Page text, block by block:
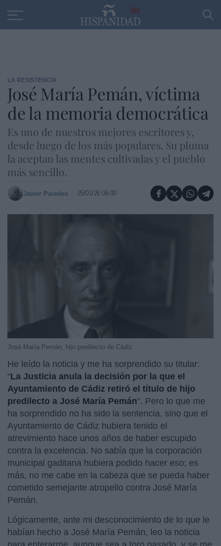
30
LA RESISTENCIA
José María Pemán, víctima
de la memoria democrática
Es uno de nuestros mejores escritores y,
desde luego de los más populares. Su pluma
la aceptan las mentes cultivadas y el pueblo
más sencillo.
Javier Paredes 25/01/26 06:00
José María Pemán, hijo predilecto de Cádiz
He leído la noticia y me ha sorprendido su titular:
“La Justicia anula la decisión por la que el
Ayuntamiento de Cádiz retiró el título de hijo
predilecto a José María Pemán”. Pero lo que me
ha sorprendido no ha sido la sentencia, sino que el
Ayuntamiento de Cádiz hubiera tenido el
atrevimiento hace unos años de haber escupido
contra la excelencia. No sabía que la corporación
municipal gaditana hubiera podido hacer eso; es
más, no me cabe en la cabeza que se pueda haber
cometido semejante atropello contra José María
Pemán.
Lógicamente, ante mi desconocimiento de lo que le
habían hecho a José María Pemán, leo la noticia